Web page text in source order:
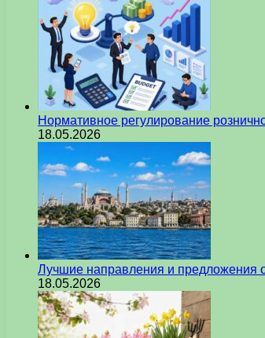
Нормативное регулирование
18.05.2026
Лучшие направления и предложения
18.05.2026